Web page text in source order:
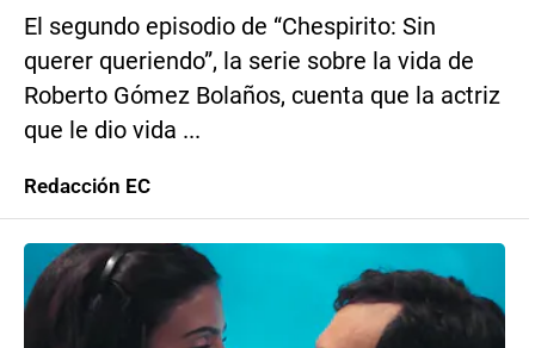
El segundo episodio de “Chespirito: Sin
querer queriendo”, la serie sobre la vida de
Roberto Gómez Bolaños, cuenta que la actriz
que le dio vida ...
Redacción EC